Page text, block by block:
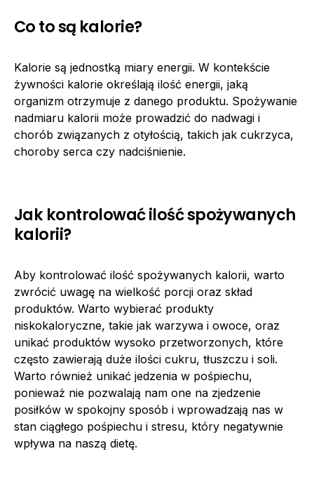
Co to są kalorie?
Kalorie są jednostką miary energii. W kontekście
żywności kalorie określają ilość energii, jaką
organizm otrzymuje z danego produktu. Spożywanie
nadmiaru kalorii może prowadzić do nadwagi i
chorób związanych z otyłością, takich jak cukrzyca,
choroby serca czy nadciśnienie.
Jak kontrolować ilość spożywanych
kalorii?
Aby kontrolować ilość spożywanych kalorii, warto
zwrócić uwagę na wielkość porcji oraz skład
produktów. Warto wybierać produkty
niskokaloryczne, takie jak warzywa i owoce, oraz
unikać produktów wysoko przetworzonych, które
często zawierają duże ilości cukru, tłuszczu i soli.
Warto również unikać jedzenia w pośpiechu,
ponieważ nie pozwalają nam one na zjedzenie
posiłków w spokojny sposób i wprowadzają nas w
stan ciągłego pośpiechu i stresu, który negatywnie
wpływa na naszą dietę.